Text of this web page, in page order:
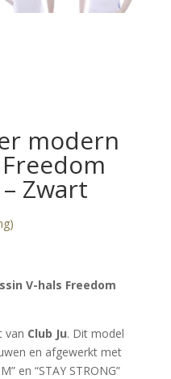
modern
Zwart
V-hals Freedom
van Club Ju. Dit model
en afgewerkt met
en “STAY STRONG”